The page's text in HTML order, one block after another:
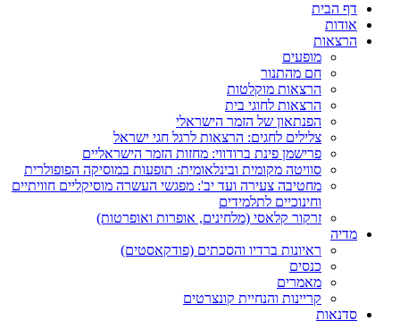
דף הבית
אודות
הרצאות
מופעים
חם מהתנור
הרצאות מוקלטות
הרצאות לחוגי בית
הפנתאון של הזמר הישראלי
צלילים לחגים: הרצאות לרגל חגי ישראל
פרישמן פינת ברודווי: מחזות הזמר הישראליים
סוויטה מקומית ובינלאומית: תופעות במוסיקה הפופולרית
מחטיבה צעירה ועד יב': מפגשי העשרה מוסיקליים חוויתיים
וחינוכיים לתלמידים
זרקור קלאסי (מלחינים, אופרות ואופרטות)
מדיה
ראיונות ברדיו והסכתים (פודקאסטים)
כנסים
מאמרים
קריינות והנחיית קונצרטים
סדנאות